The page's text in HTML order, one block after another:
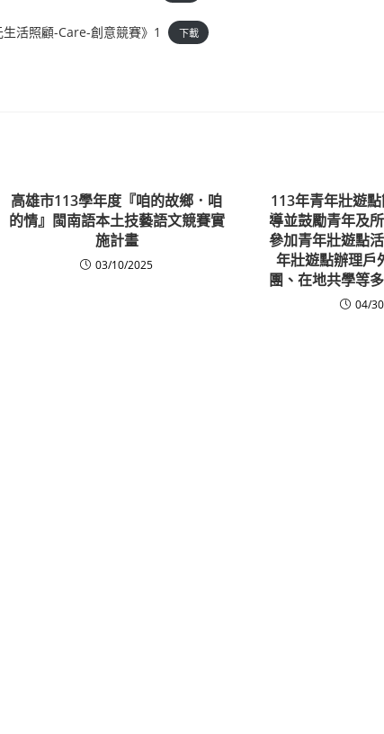
活照顧-Care-創意競賽》1 下載
高雄市113學年度『咱的故鄉．咱
的情』閩南語本土技藝語文競賽實
施計畫
03/10/2025
113年青年壯遊
導並鼓勵青年及
參加青年壯遊點
年壯遊點辦理戶
團、在地共學等
04/